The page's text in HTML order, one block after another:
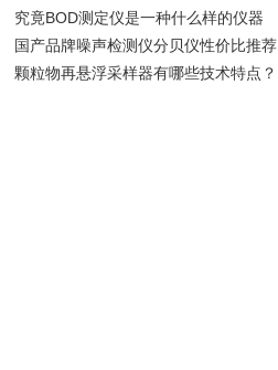
究竟BOD测定仪是一种什么样的仪器
国产品牌噪声检测仪分贝仪性价比推荐
颗粒物再悬浮采样器有哪些技术特点？